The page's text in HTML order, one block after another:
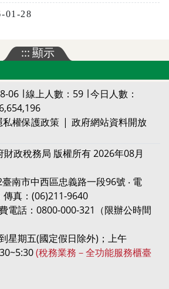
01-28
:::顯示
06 ∣ 線上人數：59 ∣ 今日人數：
私權保護政策 | 政府網站資料開放
政稅務局 版權所有 2026年08月
南市中西區忠義路一段96號 ‧ 電
傳真：(06)211-9640
電話：0800-000-321（限辦公時間
星期五(國定假日除外)；上午
(稅務業務－全功能服務櫃臺